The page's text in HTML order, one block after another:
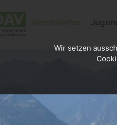
Wir setzen